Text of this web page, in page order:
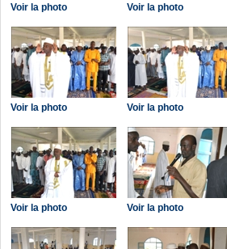
Voir la photo Voir la photo
Voir la photo Voir la photo
Voir la photo Voir la photo